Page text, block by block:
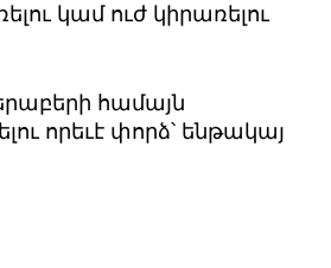
կամ ուժ կիրառելու
համայն
որեւէ փորձ՝ ենթակայ